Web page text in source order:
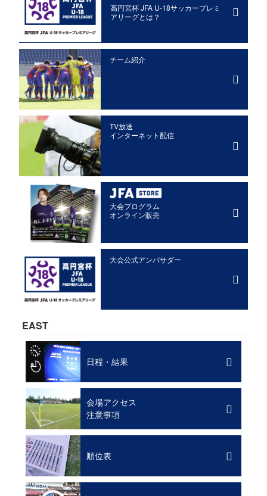
高円宮杯 JFA U-18サッカープレミ
アリーグとは？
チーム紹介
TV放送
インターネット配信
大会プログラム
オンライン販売
大会公式アンバサダー
EAST
日程・結果
会場アクセス
注意事項
順位表